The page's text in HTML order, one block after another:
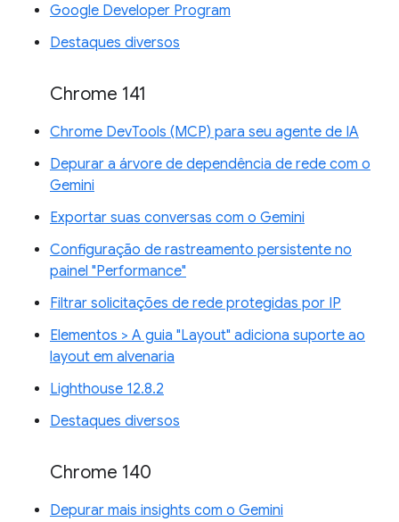
Google Developer Program
Destaques diversos
Chrome 141
Chrome DevTools (MCP) para seu agente de IA
Depurar a árvore de dependência de rede com o
Gemini
Exportar suas conversas com o Gemini
Configuração de rastreamento persistente no
painel "Performance"
Filtrar solicitações de rede protegidas por IP
Elementos > A guia "Layout" adiciona suporte ao
layout em alvenaria
Lighthouse 12.8.2
Destaques diversos
Chrome 140
Depurar mais insights com o Gemini